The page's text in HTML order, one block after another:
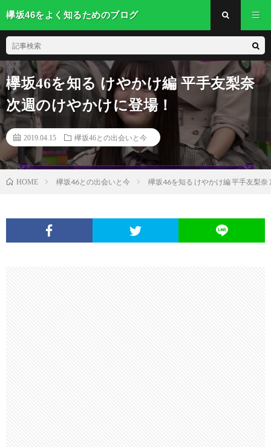
欅坂46をよく知るためのブログ
欅坂46を知る けやかけ編 平手友梨奈
次週のけやかけに登場！
2019.04.15 欅坂46との出会いと今
HOME 欅坂46との出会いと今 欅坂46を知る けやかけ編 平手友梨